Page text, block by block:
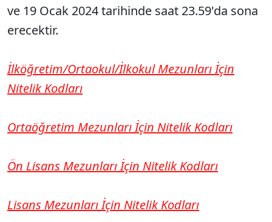
ve 19 Ocak 2024 tarihinde saat 23.59'da sona
erecektir.
İlköğretim/Ortaokul/İlkokul Mezunları İçin
Nitelik Kodları
Ortaöğretim Mezunları İçin Nitelik Kodları
Ön Lisans Mezunları İçin Nitelik Kodları
Lisans Mezunları İçin Nitelik Kodları